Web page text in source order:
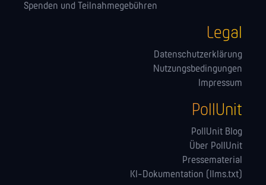
Spenden und Teilnahmegebühren
Legal
Datenschutzerklärung
Nutzungsbedingungen
Impressum
PollUnit
PollUnit Blog
Über PollUnit
Pressematerial
KI-Dokumentation (llms.txt)